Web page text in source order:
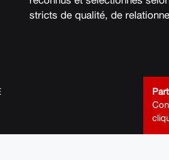
stricts de qualité, de